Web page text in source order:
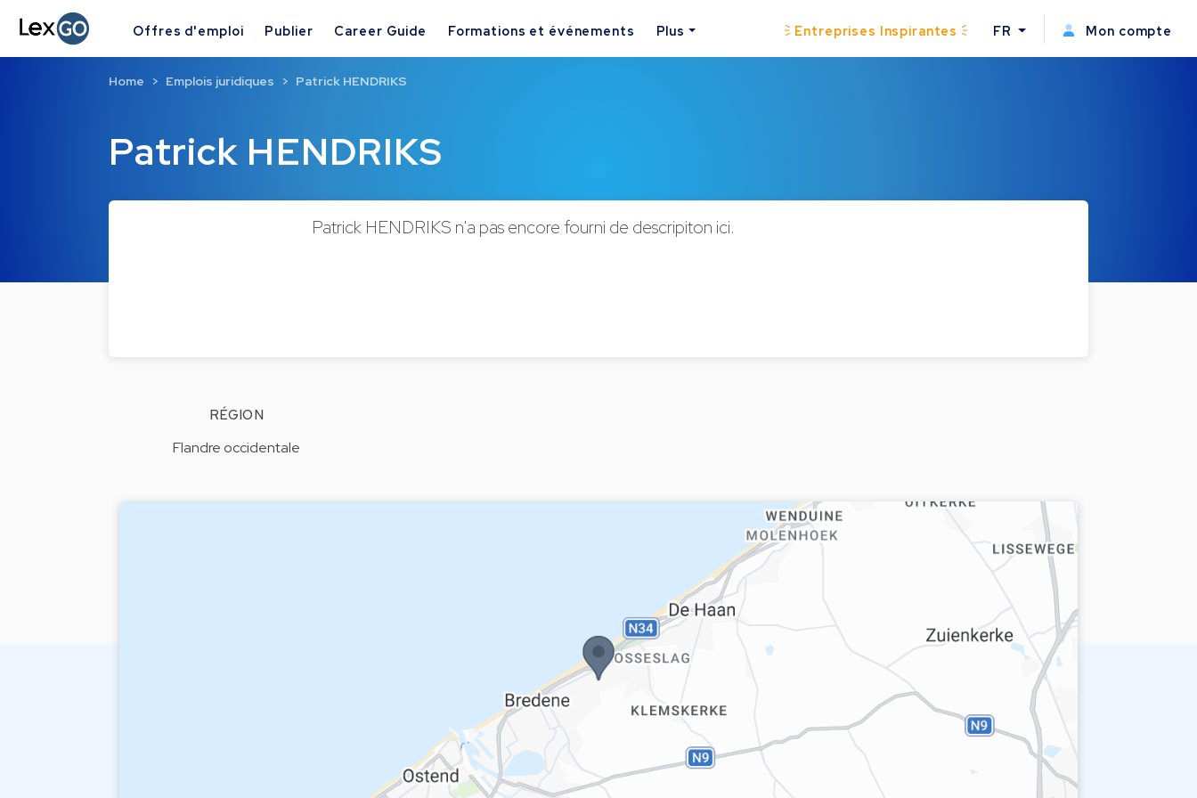
Offres d'emploi Publier Career Guide Formations et événements Plus Entreprises Inspirantes FR Mon compte
Patrick HENDRIKS
Home Emplois juridiques Patrick HENDRIKS
Patrick HENDRIKS n'a pas encore fourni de descripiton ici.
RÉGION
Flandre occidentale